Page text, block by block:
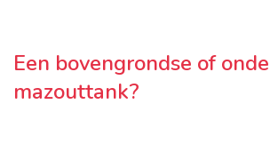
Een bovengrondse of
mazouttank?